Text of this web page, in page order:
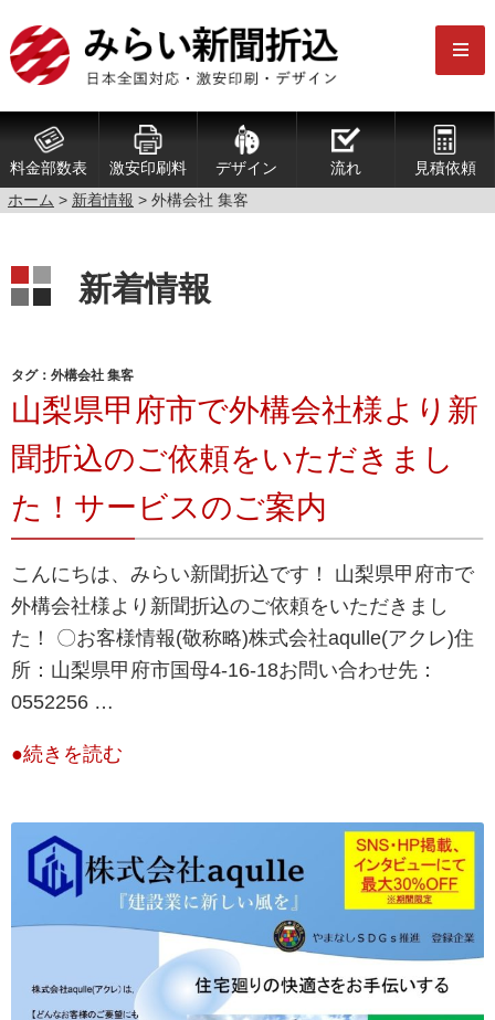
料金部数表 激安印刷料 デザイン 流れ
見積依頼
ホーム > 新着情報 > 外構会社 集客
新着情報
タグ：外構会社 集客
山梨県甲府市で外構会社様より新
聞折込のご依頼をいただきまし
た！サービスのご案内
こんにちは、みらい新聞折込です！ 山梨県甲府市で
外構会社様より新聞折込のご依頼をいただきまし
た！ 〇お客様情報(敬称略)株式会社aqulle(アクレ)住
所：​​山梨県甲府市国母4-16-18お問い合わせ先：
0552256 …
●続きを読む